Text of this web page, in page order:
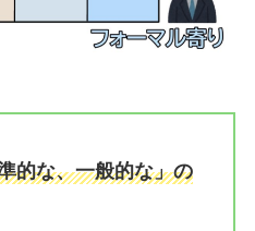
的な、一般的な」の